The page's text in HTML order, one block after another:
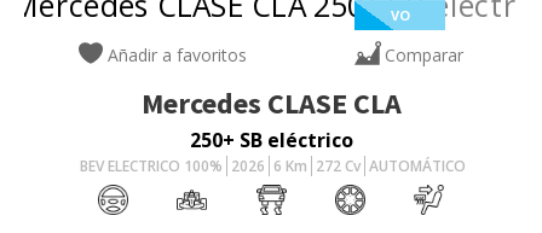
VO
Añadir a favoritos Comparar
Mercedes CLASE CLA
250+ SB eléctrico
BEV ELECTRICO 100% 2026 6 Km 272 Cv AUTOMÁTICO